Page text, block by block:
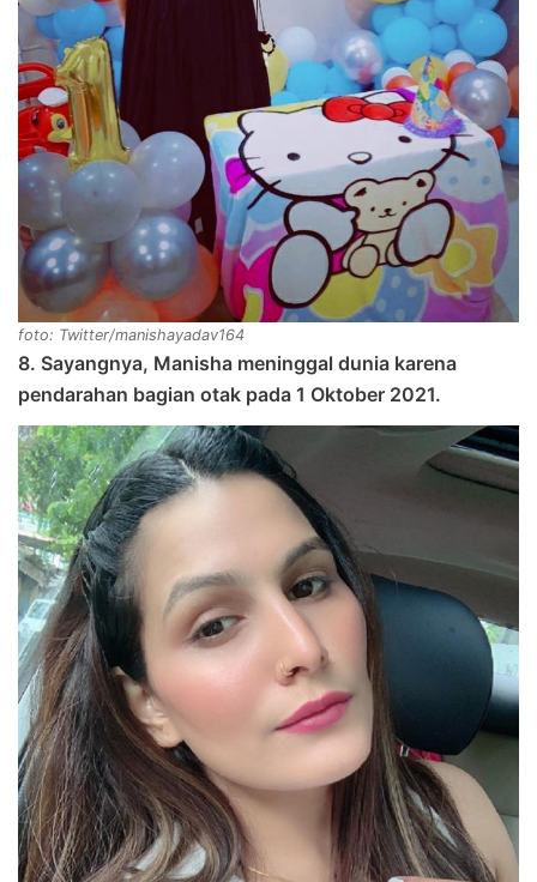
foto: Twitter/manishayadav164
8. Sayangnya, Manisha meninggal dunia karena
pendarahan bagian otak pada 1 Oktober 2021.